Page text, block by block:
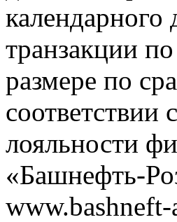
транзакции
размере по
лояльности
«Башнефть-
www.bashneft-